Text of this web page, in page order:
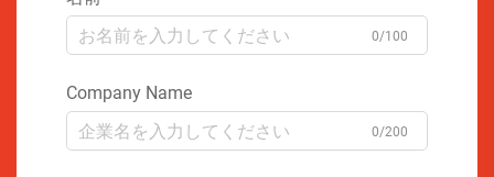
0/100
Company Name
0/200